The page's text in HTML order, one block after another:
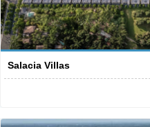
Salacia Villas